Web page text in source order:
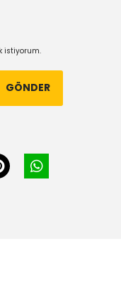
istiyorum.
GÖNDER